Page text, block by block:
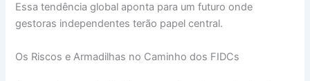
Essa tendência global aponta para um futuro onde
gestoras independentes terão papel central.
Os Riscos e Armadilhas no Caminho dos FIDCs